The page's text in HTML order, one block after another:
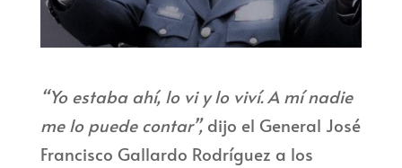
“Yo estaba ahí, lo vi y lo viví. A mí nadie
me lo puede contar”,dijo el General José
Francisco Gallardo Rodríguez a los